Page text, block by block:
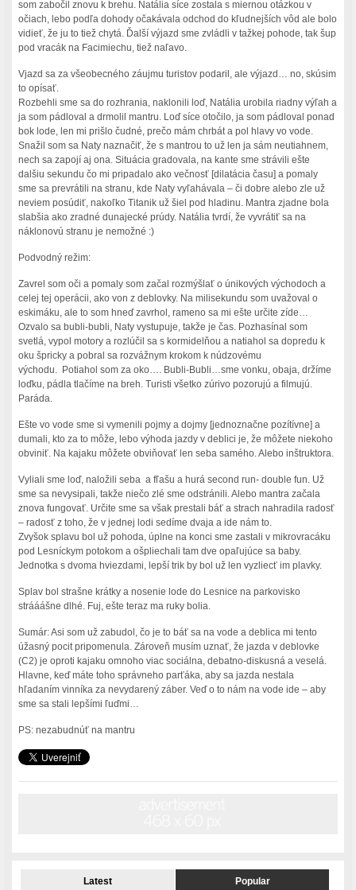
som zabočil znovu k brehu. Natália síce zostala s miernou otázkou v
očiach, lebo podľa dohody očakávala odchod do kľudnejších vôd ale bolo
vidieť, že ju to tiež chytá. Ďalší výjazd sme zvládli v tažkej pohode, tak šup
pod vracák na Facimiechu, tiež naľavo.
Vjazd sa za všeobecného záujmu turistov podaril, ale výjazd… no, skúsim
to opísať.
Rozbehli sme sa do rozhrania, naklonili loď, Natália urobila riadny výľah a
ja som pádloval a drmolil mantru. Loď síce otočilo, ja som pádloval ponad
bok lode, len mi prišlo čudné, prečo mám chrbát a pol hlavy vo vode.
Snažil som sa Naty naznačiť, že s mantrou to už len ja sám neutiahnem,
nech sa zapojí aj ona. Situácia gradovala, na kante sme strávili ešte
dalšiu sekundu čo mi pripadalo ako večnosť [dilatácia času] a pomaly
sme sa prevrátili na stranu, kde Naty vyľahávala – či dobre alebo zle už
neviem posúdiť, nakoľko Titanik už šiel pod hladinu. Mantra zjadne bola
slabšia ako zradné dunajecké prúdy. Natália tvrdí, že vyvrátiť sa na
náklonovú stranu je nemožné :)
Podvodný režim:
Zavrel som oči a pomaly som začal rozmýšlať o únikových východoch a
celej tej operácii, ako von z deblovky. Na milisekundu som uvažoval o
eskimáku, ale to som hneď zavrhol, rameno sa mi ešte určite zíde…
Ozvalo sa bubli-bubli, Naty vystupuje, takže je čas. Pozhasínal som
svetlá, vypol motory a rozlúčil sa s kormidelňou a natiahol sa dopredu k
oku špricky a pobral sa rozvážnym krokom k núdzovému
východu. Potiahol som za oko…. Bubli-Bubli…sme vonku, obaja, držíme
loďku, pádla tlačíme na breh. Turisti všetko zúrivo pozorujú a filmujú.
Paráda.
Ešte vo vode sme si vymenili pojmy a dojmy [jednoznačne pozítívne] a
dumali, kto za to môže, lebo výhoda jazdy v deblici je, že môžete niekoho
obviniť. Na kajaku môžete obviňovať len seba samého. Alebo inštruktora.
Vyliali sme loď, naložili seba a fľašu a hurá second run- double fun. Už
sme sa nevysipali, takže niečo zlé sme odstránili. Alebo mantra začala
znova fungovať. Určite sme sa však prestali báť a strach nahradila radosť
– radosť z toho, že v jednej lodi sedíme dvaja a ide nám to.
Zvyšok splavu bol už pohoda, úplne na konci sme zastali v mikrovracáku
pod Lesníckym potokom a ošpliechali tam dve opaľujúce sa baby.
Jednotka s dvoma hviezdami, lepší trik by bol už len vyzliecť im plavky.
Splav bol strašne krátky a nosenie lode do Lesnice na parkovisko
strááášne dlhé. Fuj, ešte teraz ma ruky bolia.
Sumár: Asi som už zabudol, čo je to báť sa na vode a deblica mi tento
úžasný pocit pripomenula. Zároveň musím uznať, že jazda v deblovke
(C2) je oproti kajaku omnoho viac sociálna, debatno-diskusná a veselá.
Hlavne, keď máte toho správneho parťáka, aby sa jazda nestala
hľadaním vinníka za nevydarený záber. Veď o to nám na vode ide – aby
sme sa stali lepšími ľuďmi…
PS: nezabudnúť na mantru
Latest Popular